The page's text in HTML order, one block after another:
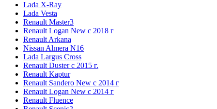
Lada X-Ray
Lada Vesta
Renault Master3
Renault Logan New с 2018 г
Renault Arkana
Nissan Almera N16
Lada Largus Cross
Renault Duster с 2015 г.
Renault Kaptur
Renault Sandero New с 2014 г
Renault Logan New с 2014 г
Renault Fluence